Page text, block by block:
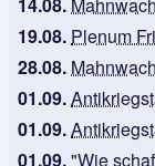
19.08. Plenum
28.08.
01.09.
01.09.
01.09."Wie